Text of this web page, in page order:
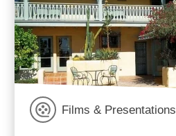
Films & Presentations